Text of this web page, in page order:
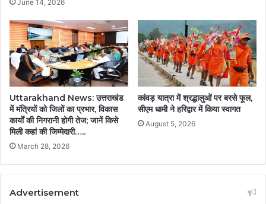
June 14, 2026
Uttarakhand News: उत्तराखंड
में मंत्रियों को जिलों का प्रभार, विकास
कार्यों की निगरानी होगी तेज; जानें किसे
मिली कहां की जिम्मेदारी…..
March 28, 2026
कांवड़ यात्रा में श्रद्धालुओं पर बरसे फूल,
सीएम धामी ने हरिद्वार में किया स्वागत
August 5, 2026
Advertisement